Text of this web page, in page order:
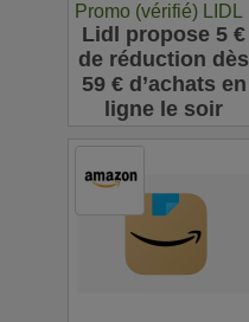
Promo (vérifié) LIDL
Lidl propose 5 €
de réduction dès
59 € d’achats en
ligne le soir